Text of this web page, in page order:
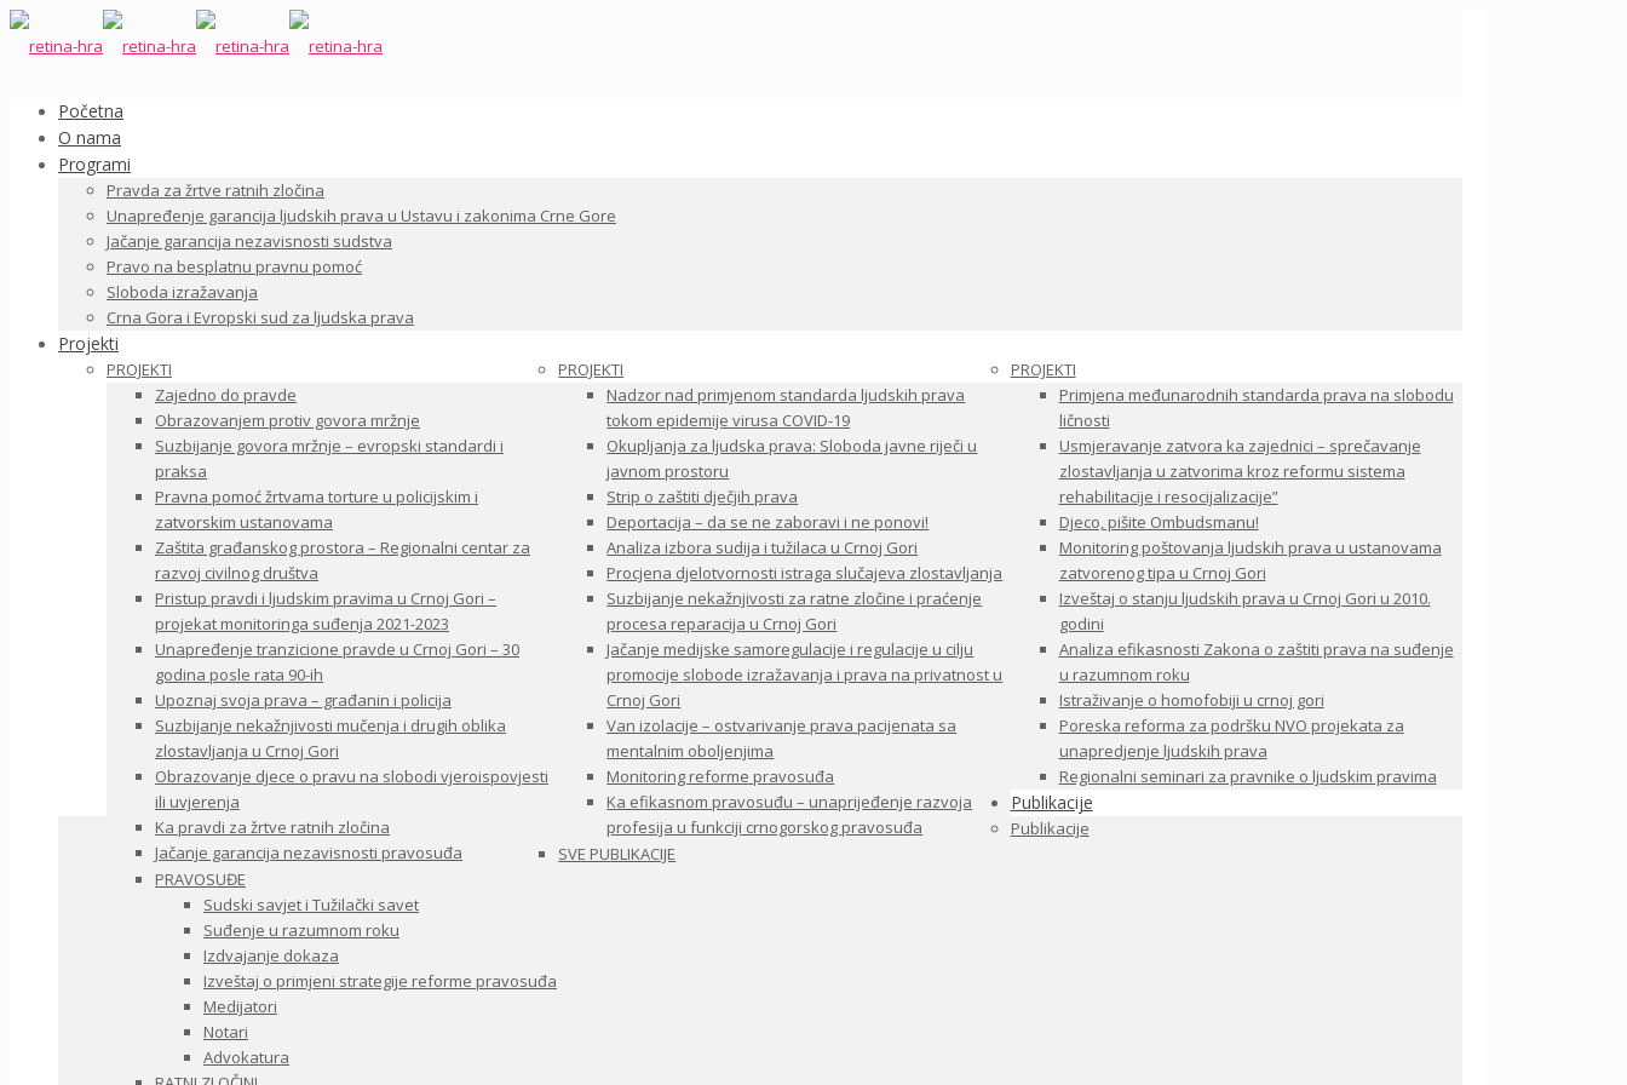
Početna
O nama
Programi
Pravda za žrtve ratnih zločina
Unapređenje garancija ljudskih prava u Ustavu i zakonima Crne Gore
Jačanje garancija nezavisnosti sudstva
Pravo na besplatnu pravnu pomoć
Sloboda izražavanja
Crna Gora i Evropski sud za ljudska prava
Projekti
PROJEKTI
Zajedno do pravde
Obrazovanjem protiv govora mržnje
Suzbijanje govora mržnje – evropski standardi i
praksa
Pravna pomoć žrtvama torture u policijskim i
zatvorskim ustanovama
Zaštita građanskog prostora – Regionalni centar za
razvoj civilnog društva
Pristup pravdi i ljudskim pravima u Crnoj Gori –
projekat monitoringa suđenja 2021-2023
Unapređenje tranzicione pravde u Crnoj Gori – 30
godina posle rata 90-ih
Upoznaj svoja prava – građanin i policija
Suzbijanje nekažnjivosti mučenja i drugih oblika
zlostavljanja u Crnoj Gori
Obrazovanje djece o pravu na slobodi vjeroispovjesti
ili uvjerenja
Ka pravdi za žrtve ratnih zločina
Jačanje garancija nezavisnosti pravosuđa
PROJEKTI
Nadzor nad primjenom standarda ljudskih prava
tokom epidemije virusa COVID-19
Okupljanja za ljudska prava: Sloboda javne riječi u
javnom prostoru
Strip o zaštiti dječjih prava
Deportacija – da se ne zaboravi i ne ponovi!
Analiza izbora sudija i tužilaca u Crnoj Gori
Procjena djelotvornosti istraga slučajeva zlostavljanja
Suzbijanje nekažnjivosti za ratne zločine i praćenje
procesa reparacija u Crnoj Gori
Jačanje medijske samoregulacije i regulacije u cilju
promocije slobode izražavanja i prava na privatnost u
Crnoj Gori
Van izolacije – ostvarivanje prava pacijenata sa
mentalnim oboljenjima
Monitoring reforme pravosuđa
Ka efikasnom pravosuđu – unaprijeđenje razvoja
profesija u funkciji crnogorskog pravosuđa
PROJEKTI
Primjena međunarodnih standarda prava na slobodu
ličnosti
Usmjeravanje zatvora ka zajednici – sprečavanje
zlostavljanja u zatvorima kroz reformu sistema
rehabilitacije i resocijalizacije”
Djeco, pišite Ombudsmanu!
Monitoring poštovanja ljudskih prava u ustanovama
zatvorenog tipa u Crnoj Gori
Izveštaj o stanju ljudskih prava u Crnoj Gori u 2010.
godini
Analiza efikasnosti Zakona o zaštiti prava na suđenje
u razumnom roku
Istraživanje o homofobiji u crnoj gori
Poreska reforma za podršku NVO projekata za
unapredjenje ljudskih prava
Regionalni seminari za pravnike o ljudskim pravima
Publikacije
Publikacije
SVE PUBLIKACIJE
PRAVOSUĐE
Sudski savjet i Tužilački savet
Suđenje u razumnom roku
Izdvajanje dokaza
Izveštaj o primjeni strategije reforme pravosuđa
Medijatori
Notari
Advokatura